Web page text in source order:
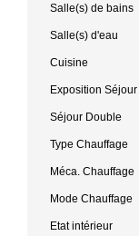
Salle(s) de bains
Salle(s) d'eau
Cuisine
Exposition Séjour
Séjour Double
Type Chauffage
Méca. Chauffage
Mode Chauffage
Etat intérieur